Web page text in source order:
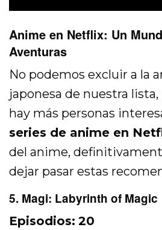
Anime en Netflix: Un
Aventuras
No podemos excluir a la
japonesa de nuestra lista,
hay más personas
series de anime en
del anime,
dejar pasar estas
5. Magi: Labyrinth of Magic
Episodios: 20